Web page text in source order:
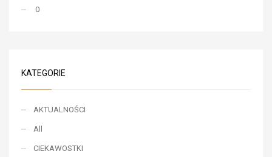
0
KATEGORIE
AKTUALNOŚCI
All
CIEKAWOSTKI